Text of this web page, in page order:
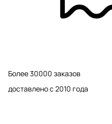
Более 30000 заказов
доставлено с 2010 года